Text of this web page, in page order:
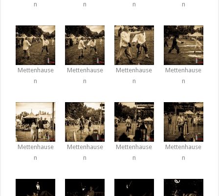
n
n
n
n
Mettenhause
n
Mettenhause
n
Mettenhause
n
Mettenhause
n
Mettenhause
n
Mettenhause
n
Mettenhause
n
Mettenhause
n